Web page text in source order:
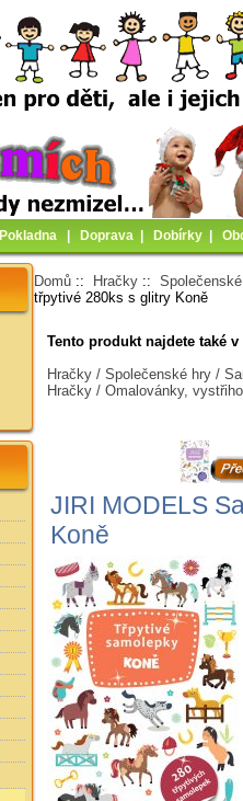
Pokladna Doprava Dobírky
Domů :: Hračky ::
třpytivé 280ks s glitry Koně
Tento produkt najdete také
Hračky / Společenské hry /
Hračky / Omalovánky,
JIRI MODELS
Koně